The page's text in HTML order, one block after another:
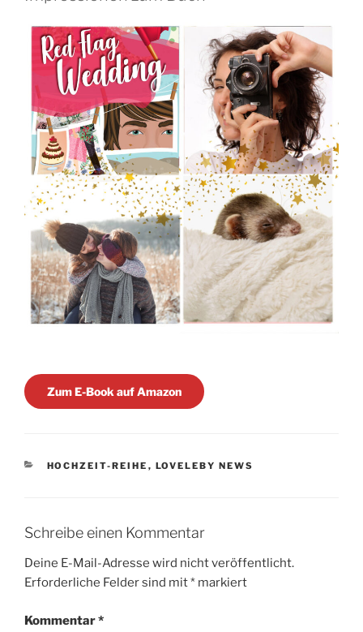
Zum E-Book auf Amazon
KATEGORIEN
HOCHZEIT-REIHE , LOVELEBY NEWS
Schreibe einen Kommentar
Deine E-Mail-Adresse wird nicht veröffentlicht.
Erforderliche Felder sind mit* markiert
Kommentar*